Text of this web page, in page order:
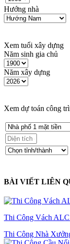
Hướng nhà
Xem tuổi xây dựng
Năm sinh gia chủ
Năm xây dựng
Xem dự toán công
BÀI VIẾT LIÊN
Thi Công Vách
Thi Công Nhà